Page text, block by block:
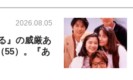
2026.08.05
』の威厳あ
55）。『あ